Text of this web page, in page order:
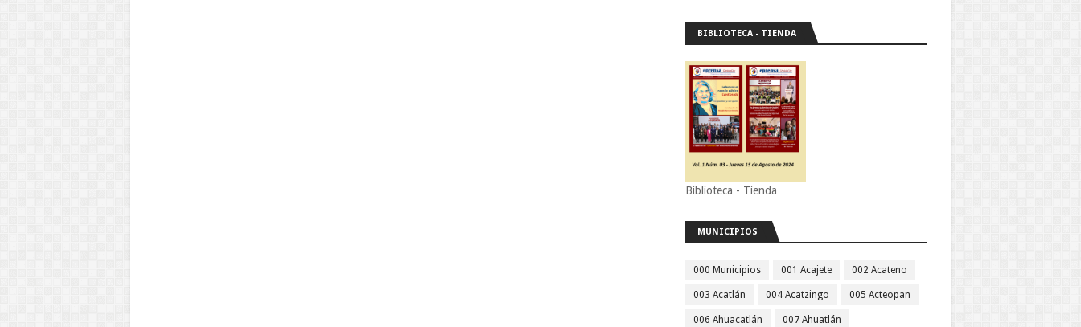
BIBLIOTECA - TIENDA
Biblioteca - Tienda
MUNICIPIOS
000 Municipios 001 Acajete 002 Acateno
003 Acatlán 004 Acatzingo 005 Acteopan
006 Ahuacatlán 007 Ahuatlán